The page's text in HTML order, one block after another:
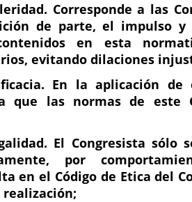
Corresponde a las
de parte, el impulso y
en esta
evitando dilaciones
En la aplicación de
que las normas de este
El Congresista sólo
por
en el Código de Etica del